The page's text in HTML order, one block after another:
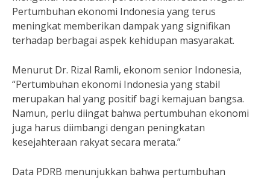
Pertumbuhan ekonomi Indonesia yang terus
meningkat memberikan dampak yang signifikan
terhadap berbagai aspek kehidupan masyarakat.
Menurut Dr. Rizal Ramli, ekonom senior Indonesia,
“Pertumbuhan ekonomi Indonesia yang stabil
merupakan hal yang positif bagi kemajuan bangsa.
Namun, perlu diingat bahwa pertumbuhan ekonomi
juga harus diimbangi dengan peningkatan
kesejahteraan rakyat secara merata.”
Data PDRB menunjukkan bahwa pertumbuhan